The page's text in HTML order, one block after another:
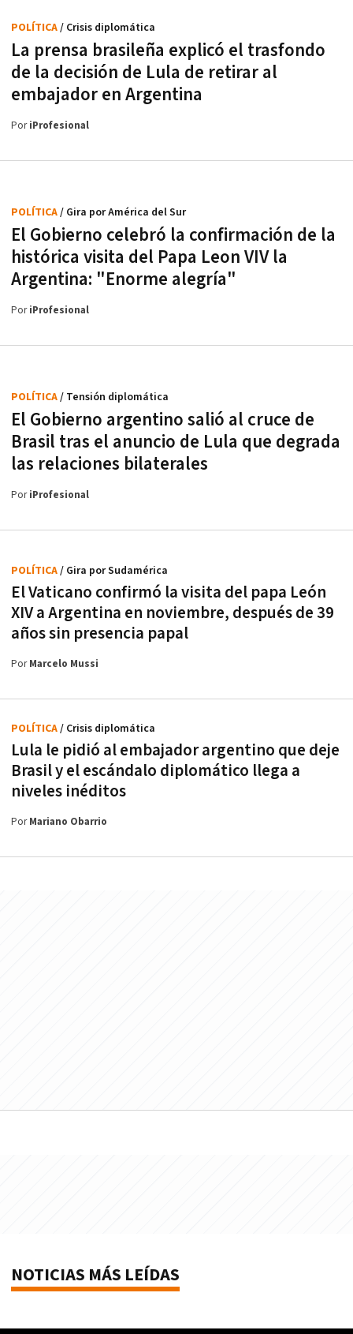
La prensa brasileña explicó el trasfondo
de la decisión de Lula de retirar al
embajador en Argentina
POLÍTICA/ Crisis diplomática
PoriProfesional
El Gobierno celebró la confirmación de la
histórica visita del Papa Leon VIV la
Argentina: "Enorme alegría"
POLÍTICA/ Gira por América del Sur
PoriProfesional
El Gobierno argentino salió al cruce de
Brasil tras el anuncio de Lula que degrada
las relaciones bilaterales
POLÍTICA/ Tensión diplomática
PoriProfesional
El Vaticano confirmó la visita del papa León
XIV a Argentina en noviembre, después de 39
años sin presencia papal
POLÍTICA/ Gira por Sudamérica
PorMarcelo Mussi
Lula le pidió al embajador argentino que deje
Brasil y el escándalo diplomático llega a
niveles inéditos
POLÍTICA/ Crisis diplomática
PorMariano Obarrio
NOTICIAS MÁS LEÍDAS